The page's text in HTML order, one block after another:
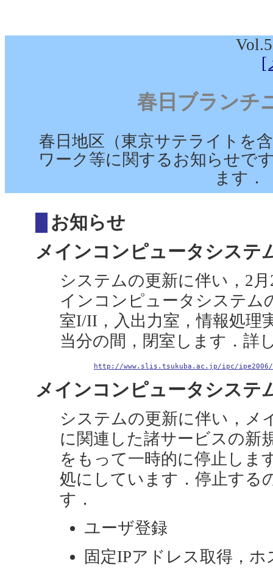
[
春日ブランチ
春日地区（東京サテライトを
ワーク等に関するお知らせで
ます．
お知らせ
メインコンピュータシステ
システムの更新に伴い，2
インコンピュータシステム
室I/II，入出力室，情報処理
当分の間，閉室します．詳
http://www.slis.tsukuba.ac.jp/ipc/ipe2006/
メインコンピュータシステ
システムの更新に伴い，メ
に関連した諸サービスの新
をもって一時的に停止しま
処にしています．停止する
す．
ユーザ登録
固定IPアドレス取得，